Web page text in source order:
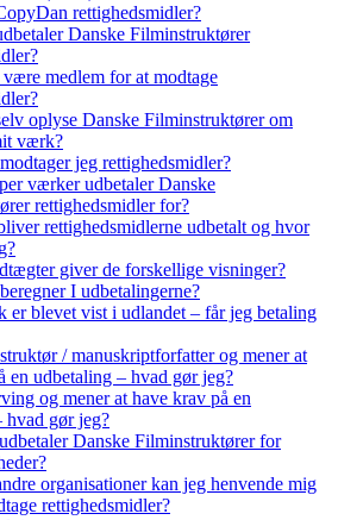
rettighedsmidler?
Danske Filminstruktører
medlem for at modtage
oplyse Danske Filminstruktører om
værk?
jeg rettighedsmidler?
værker udbetaler Danske
rettighedsmidler for?
rettighedsmidlerne udbetalt og hvor
giver de forskellige visninger?
I udbetalingerne?
er blevet vist i udlandet – får jeg betaling
/ manuskriptforfatter og mener at
en udbetaling – hvad gør jeg?
og mener at have krav på en
hvad gør jeg?
Danske Filminstruktører for
organisationer kan jeg henvende mig
rettighedsmidler?